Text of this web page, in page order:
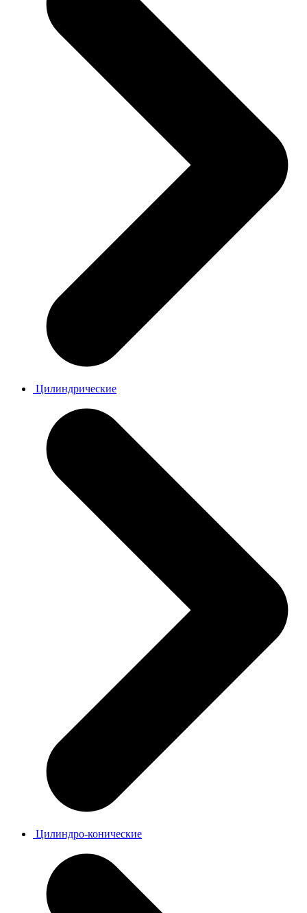
Цилиндрические
Цилиндро-конические